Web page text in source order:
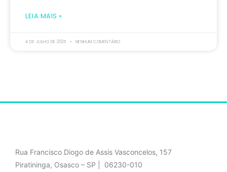
LEIA MAIS »
4 DE JULHO DE 2025 NENHUM COMENTÁRIO
Rua Francisco Diogo de Assis Vasconcelos, 157
Piratininga, Osasco – SP | 06230-010